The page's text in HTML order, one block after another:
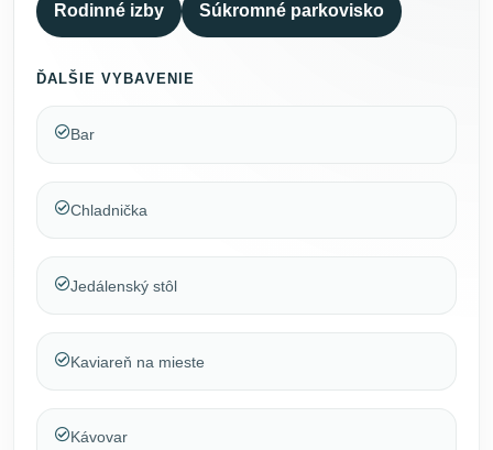
Rodinné izby Súkromné parkovisko
ĎALŠIE VYBAVENIE
Bar
Chladnička
Jedálenský stôl
Kaviareň na mieste
Kávovar